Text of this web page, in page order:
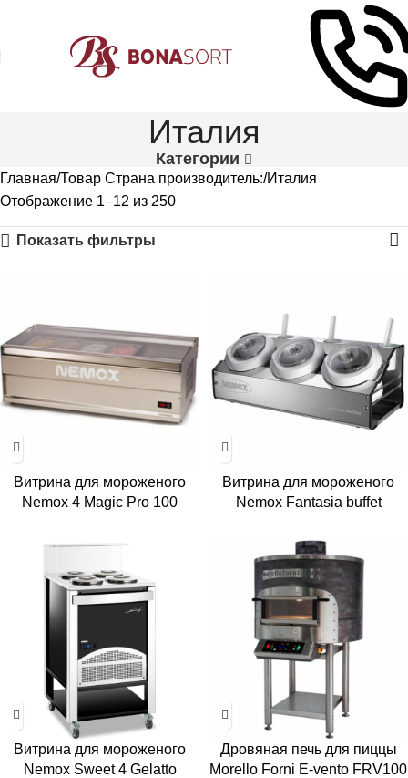
Италия
Категории
Главная Товар Страна производитель: Италия
Отображение 1–12 из 250
Показать фильтры
Витрина для мороженого
Nemox 4 Magic Pro 100
Витрина для мороженого
Nemox Fantasia buffet
Витрина для мороженого
Nemox Sweet 4 Gelatto
Дровяная печь для пиццы
Morello Forni E-vento FRV100